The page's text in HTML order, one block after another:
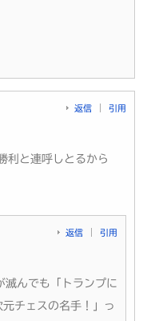
返信 引用
利と連呼しとるから
返信 引用
滅んでも「トランプに
チェスの名手！」っ